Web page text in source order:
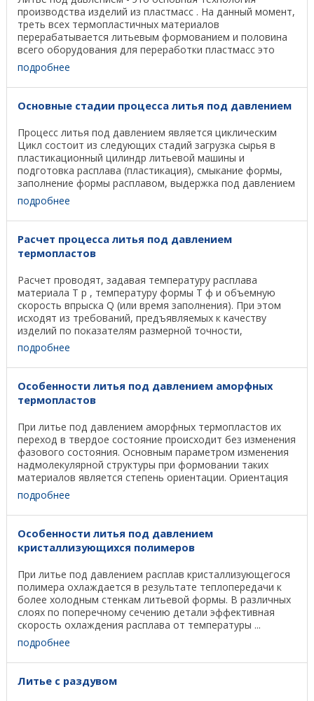
производства изделий из пластмасс . На данный момент,
треть всех термопластичных материалов
перерабатывается литьевым формованием и половина
всего оборудования для переработки пластмасс это
оборудование ...
подробнее
Основные стадии процесса литья под давлением
Процесс литья под давлением является циклическим
Цикл состоит из следующих стадий загрузка сырья в
пластикационный цилиндр литьевой машины и
подготовка расплава (пластикация), смыкание формы,
заполнение формы расплавом, выдержка под давлением
в ...
подробнее
Расчет процесса литья под давлением
термопластов
Расчет проводят, задавая температуру расплава
материала T р , температуру формы T ф и объемную
скорость впрыска Q (или время заполнения). При этом
исходят из требований, предъявляемых к качеству
изделий по показателям размерной точности,
прочностным ...
подробнее
Особенности литья под давлением аморфных
термопластов
При литье под давлением аморфных термопластов их
переход в твердое состояние происходит без изменения
фазового состояния. Основным параметром изменения
надмолекулярной структуры при формовании таких
материалов является степень ориентации. Ориентация
...
подробнее
Особенности литья под давлением
кристаллизующихся полимеров
При литье под давлением расплав кристаллизующегося
полимера охлаждается в результате теплопередачи к
более холодным стенкам литьевой формы. В различных
слоях по поперечному сечению детали эффективная
скорость охлаждения расплава от температуры ...
подробнее
Литье с раздувом